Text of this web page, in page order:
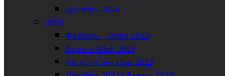
Декабрь 2024
2023
Февраль – Март 2023
Апрель-Май 2023
Август-Сентябрь 2023